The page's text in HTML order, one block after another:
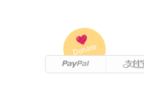
Donate